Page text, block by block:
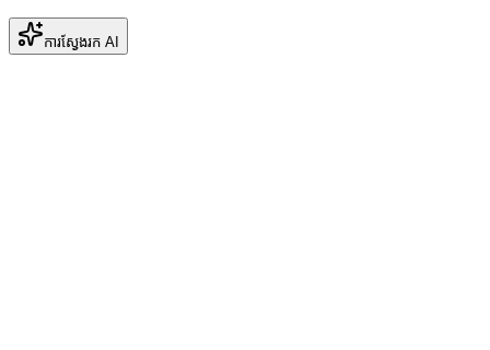
ការស្វែងរក AI